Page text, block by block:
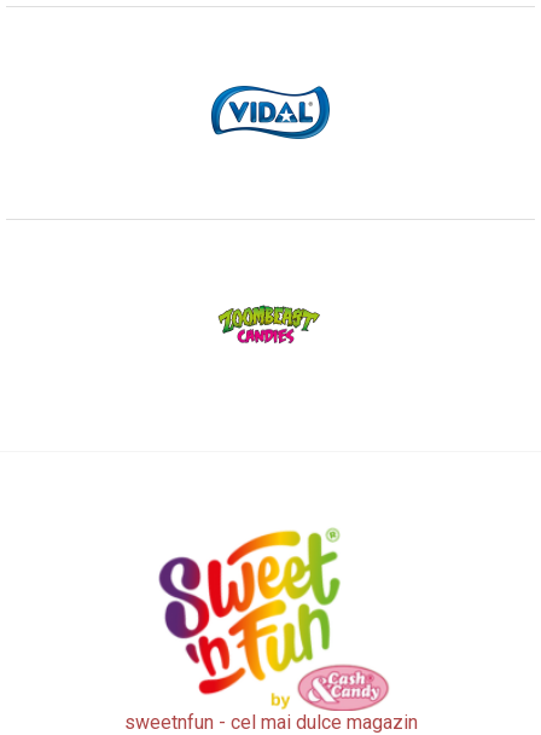
sweetnfun - cel mai dulce magazin